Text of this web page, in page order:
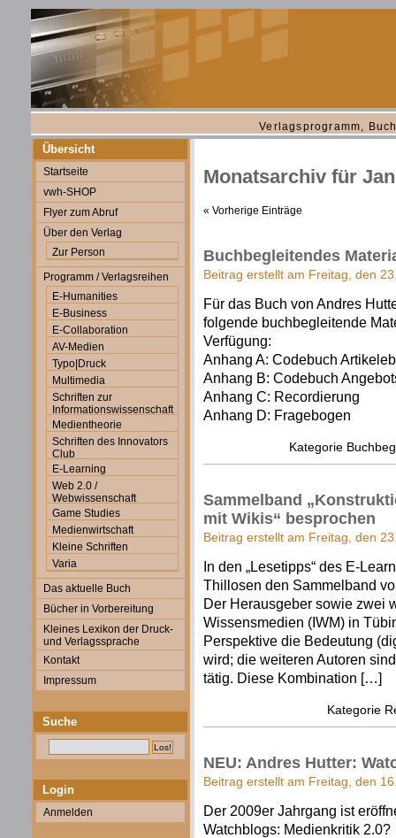
Verlagsprogramm,
Übersicht
Startseite
vwh-SHOP
Flyer zum Abruf
Über den Verlag
Zur Person
Programm / Verlagsreihen
E-Humanities
E-Business
E-Collaboration
AV-Medien
Typo|Druck
Multimedia
Schriften zur
Informationswissenschaft
Medientheorie
Schriften des Innovators
Club
E-Learning
Web 2.0 /
Webwissenschaft
Game Studies
Medienwirtschaft
Kleine Schriften
Varia
Das aktuelle Buch
Bücher in Vorbereitung
Kleines Lexikon der Druck-
und Verlagssprache
Kontakt
Impressum
Suche
Login
Anmelden
Monatsarchiv für
« Vorherige Einträge
Buchbegleitendes
Beitrag erstellt am Freitag, den
Für das Buch von Andres
folgende buchbegleitende
Verfügung:
Anhang A: Codebuch
Anhang B: Codebuch
Anhang C: Recordierung
Anhang D: Fragebogen
Kategorie
Sammelband
mit Wikis“ besprochen
Beitrag erstellt am Freitag, den
In den „Lesetipps“ des E-
Thillosen den Sammelband
Der Herausgeber sowie zwei
Wissensmedien (IWM) in
Perspektive die Bedeutung
wird; die weiteren Autoren
tätig. Diese Kombination […]
Kategorie
NEU: Andres Hutter:
Beitrag erstellt am Freitag, den
Der 2009er Jahrgang ist
Watchblogs: Medienkritik 2.0?